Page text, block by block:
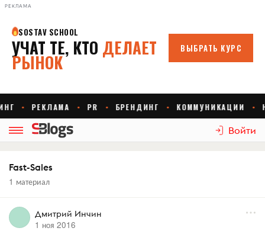
РЕКЛАМА
Войти
Fast-Sales
1 материал
Дмитрий Инчин
1 ноя 2016